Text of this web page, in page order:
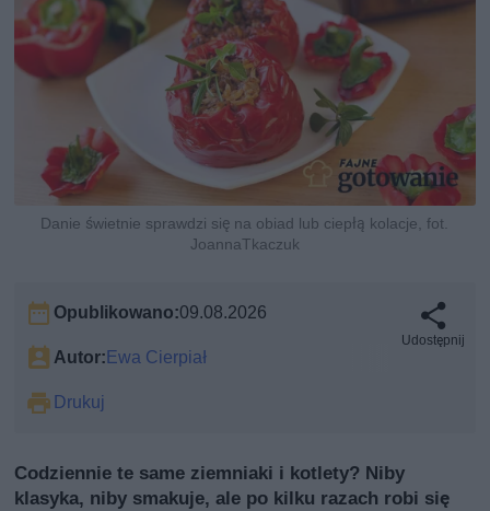
Danie świetnie sprawdzi się na obiad lub ciepłą kolacje, fot.
JoannaTkaczuk
Opublikowano:09.08.2026
Autor: Ewa Cierpiał
Drukuj
Udostępnij
Codziennie te same ziemniaki i kotlety? Niby
klasyka, niby smakuje, ale po kilku razach robi się